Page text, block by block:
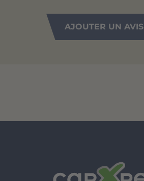
AJOUTER UN AVIS